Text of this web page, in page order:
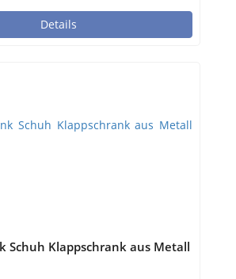
Details
Schuh Klappschrank aus Metall